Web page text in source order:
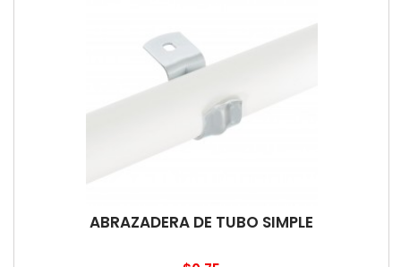
ABRAZADERA DE TUBO SIMPLE